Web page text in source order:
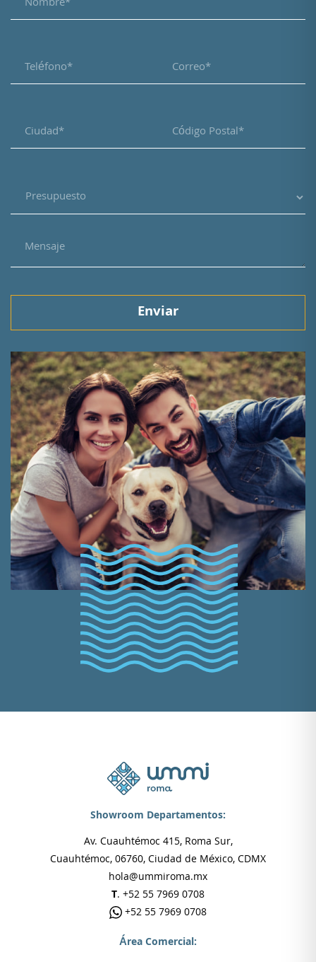
Showroom Departamentos:
Av. Cuauhtémoc 415, Roma Sur,
Cuauhtémoc, 06760, Ciudad de México, CDMX
hola@ummiroma.mx
T. +52 55 7969 0708
+52 55 7969 0708
Área Comercial: